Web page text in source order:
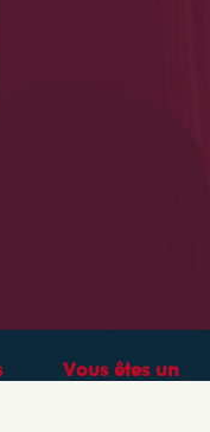
Vous êtes un